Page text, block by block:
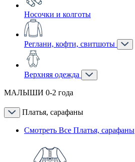
Носочки и колготы
Реглани, кофти, свитшоты
Верхняя одежда
МАЛЫШИ 0-2 года
Платья, сарафаны
Смотреть Все Платья, сарафаны